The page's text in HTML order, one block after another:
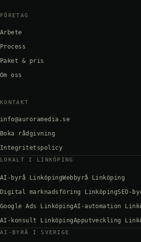
FÖRETAG
Arbete
Process
Paket & pris
Om oss
KONTAKT
info@auroramedia.se
Boka rådgivning
Integritetspolicy
LOKALT I LINKÖPING
AI-byrå LinköpingWebbyrå Linköping
Digital marknadsföring LinköpingSEO-
Google Ads LinköpingAI-automation
AI-konsult LinköpingApputveckling
AI-BYRÅ I SVERIGE